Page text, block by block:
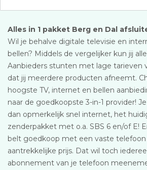
Alles in 1 pakket Berg en Dal
Wil je behalve digitale televisie en
bellen? Middels de vergelijker kun jij
Aanbieders stunten met lage tarieven
dat jij meerdere producten afneemt.
hoogste TV, internet en bellen
naar de goedkoopste 3-in-1 provider!
dan opmerkelijk snel internet, het
zenderpakket met o.a. SBS 6 en/of E!
belt goedkoop met een vaste
aantrekkelijke prijs. Dat wil toch
abonnement van je telefoon